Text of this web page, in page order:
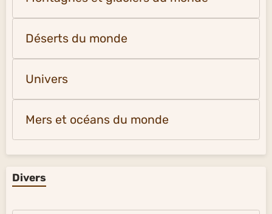
Déserts du monde
Univers
Mers et océans du monde
Divers